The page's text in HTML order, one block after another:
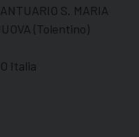
S. MARIA
(Tolentino)
Italia